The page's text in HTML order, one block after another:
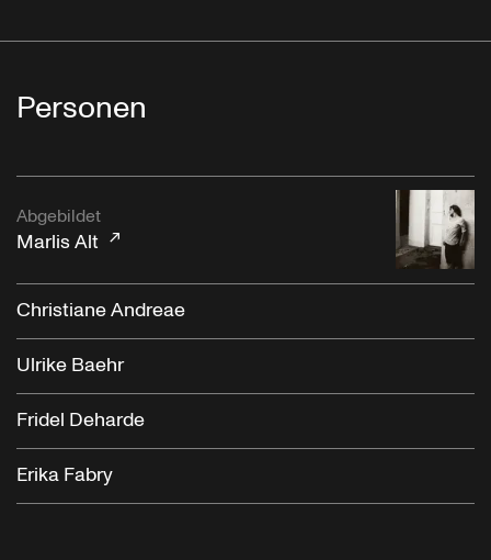
Personen
Abgebildet
Marlis Alt
Christiane Andreae
Ulrike Baehr
Fridel Deharde
Erika Fabry